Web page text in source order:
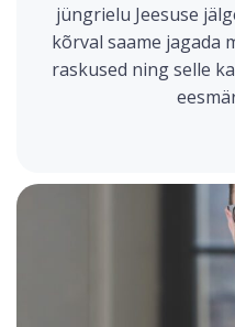
jüngrielu Jeesuse
kõrval saame jagada
raskused ning selle